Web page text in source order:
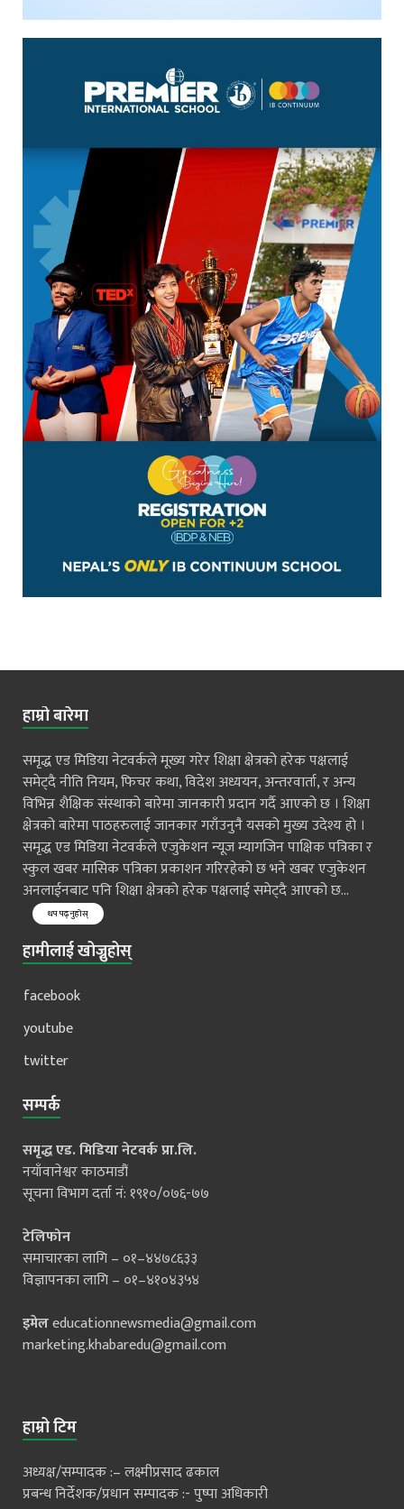
हाम्रो बारेमा
समृद्ध एड मिडिया नेटवर्कले मूख्य गरेर शिक्षा क्षेत्रको हरेक पक्षलाई
समेट्दै नीति नियम, फिचर कथा, विदेश अध्ययन, अन्तरवार्ता, र अन्य
विभिन्न शैक्षिक संस्थाको बारेमा जानकारी प्रदान गर्दै आएको छ । शिक्षा
क्षेत्रको बारेमा पाठहरुलाई जानकार गराँउनुनै यसको मुख्य उदेश्य हो ।
समृद्ध एड मिडिया नेटवर्कले एजुकेशन न्यूज म्यागजिन पाक्षिक पत्रिका र
स्कुल खबर मासिक पत्रिका प्रकाशन गरिरहेको छ भने खबर एजुकेशन
अनलाईनबाट पनि शिक्षा क्षेत्रको हरेक पक्षलाई समेट्दै आएको छ...
थप पढ्नुहोस्
हामीलाई खोज्नुहोस्
facebook
youtube
twitter
सम्पर्क
समृद्ध एड. मिडिया नेटवर्क प्रा.लि.
नयाँवानेश्वर काठमाडौं
सूचना विभाग दर्ता नं: १९१०/०७६-७७
टेलिफोन
समाचारका लागि – ०१–४४७८६३३
विज्ञापनका लागि – ०१–४१०४३५४
इमेलeducationnewsmedia@gmail.com
marketing.khabaredu@gmail.com
हाम्रो टिम
अध्यक्ष/सम्पादक :– लक्ष्मीप्रसाद ढकाल
प्रबन्ध निर्देशक/प्रधान सम्पादक :- पुष्पा अधिकारी